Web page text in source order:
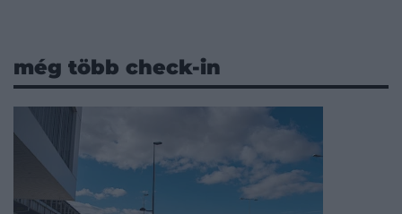
még több check-in